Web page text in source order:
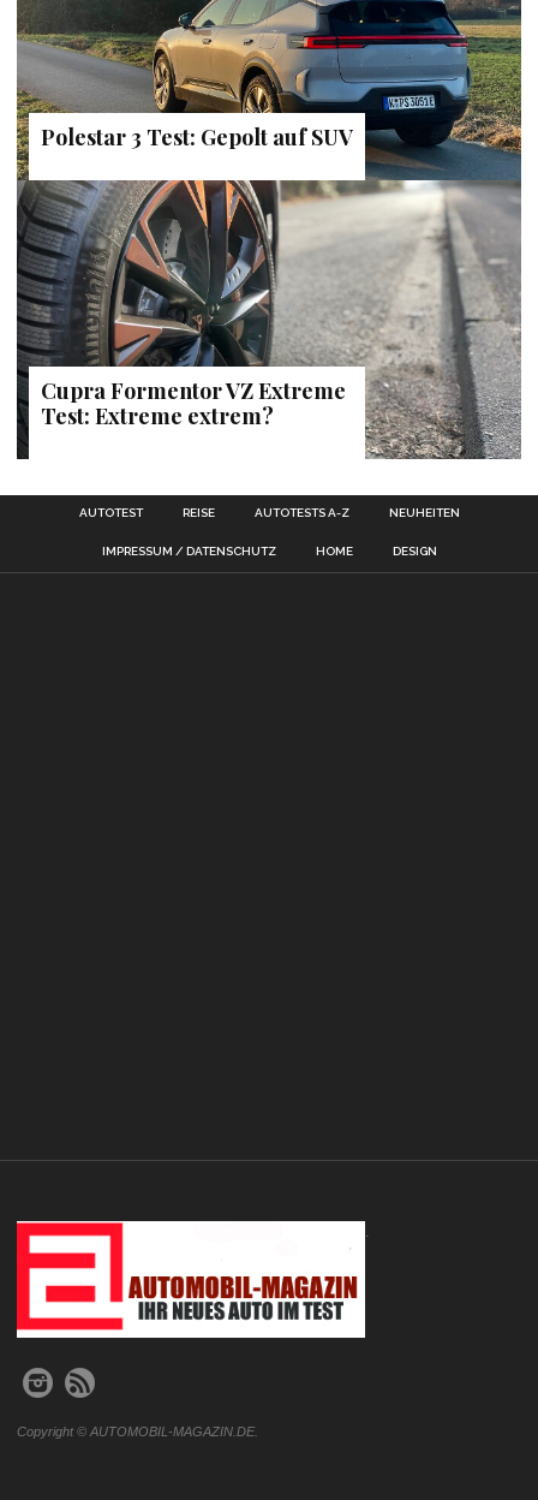
Polestar 3 Test: Gepolt auf SUV
Cupra Formentor VZ Extreme
Test: Extreme extrem?
AUTOTEST REISE AUTOTESTS A-Z NEUHEITEN
IMPRESSUM / DATENSCHUTZ HOME DESIGN
.
Copyright © AUTOMOBIL-MAGAZIN.DE.